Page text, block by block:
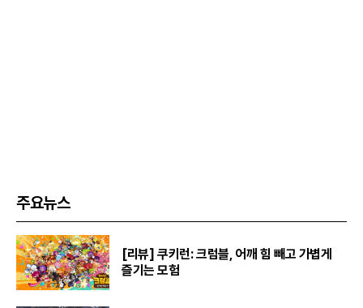
주요뉴스
[리뷰] 쿠키런: 크럼블, 어깨 힘 빼고 가볍게
즐기는 모험